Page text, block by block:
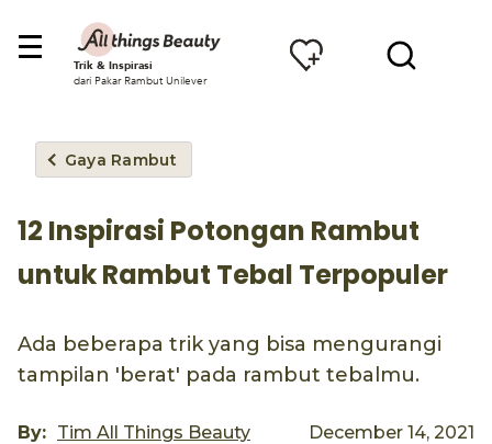
Trik & Inspirasi
dari Pakar Rambut Unilever
Gaya Rambut
12 Inspirasi Potongan Rambut
untuk Rambut Tebal Terpopuler
Ada beberapa trik yang bisa mengurangi
tampilan 'berat' pada rambut tebalmu.
By: Tim All Things Beauty December 14, 2021